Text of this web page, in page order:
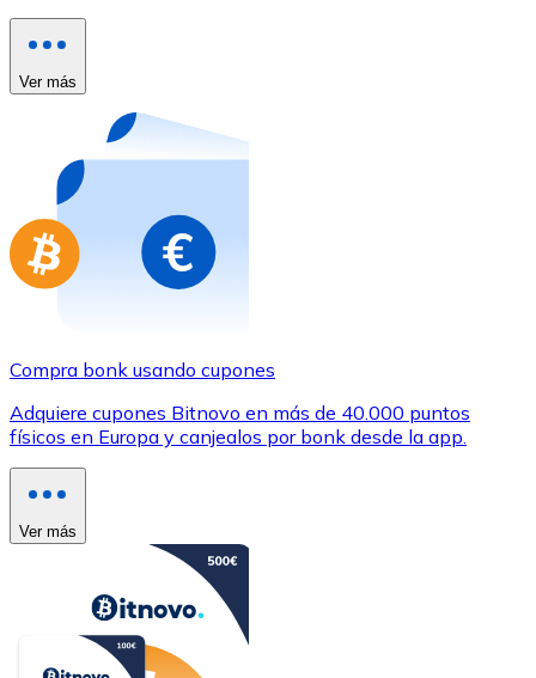
Comprar con tarjeta
Compra tarjetas regalo de tus marcas favoritas con
Ir a la tienda de tarjetas regalo
Ver más
Compra bonk usando cupones
Adquiere cupones Bitnovo en más de 40.000 puntos
físicos en Europa y canjealos por bonk desde la app.
Ver más